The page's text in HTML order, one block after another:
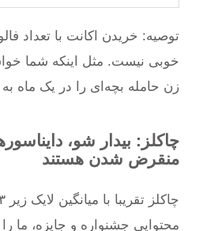
توصیه: خریدن اکانت با تعداد
زن حامله بچه‌ای را در یک ماه به
چاکلز: بیدار شو،
منقرض شدن هستند
محتوایی جشنواره و جایزه، ما را